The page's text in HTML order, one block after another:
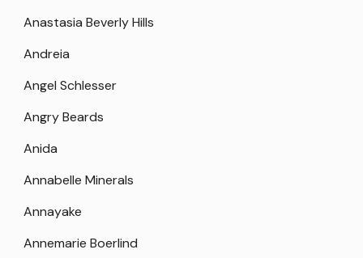
Anastasia Beverly Hills
Andreia
Angel Schlesser
Angry Beards
Anida
Annabelle Minerals
Annayake
Annemarie Boerlind